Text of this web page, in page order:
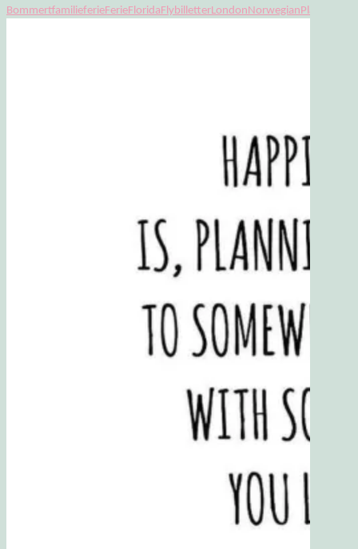
BommertfamilieferieFerieFloridaFlybilletterLondonNorwegian